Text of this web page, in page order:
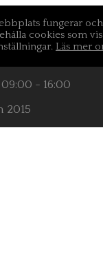
fungerar
cookies som
Läs mer
- 16:00
2015